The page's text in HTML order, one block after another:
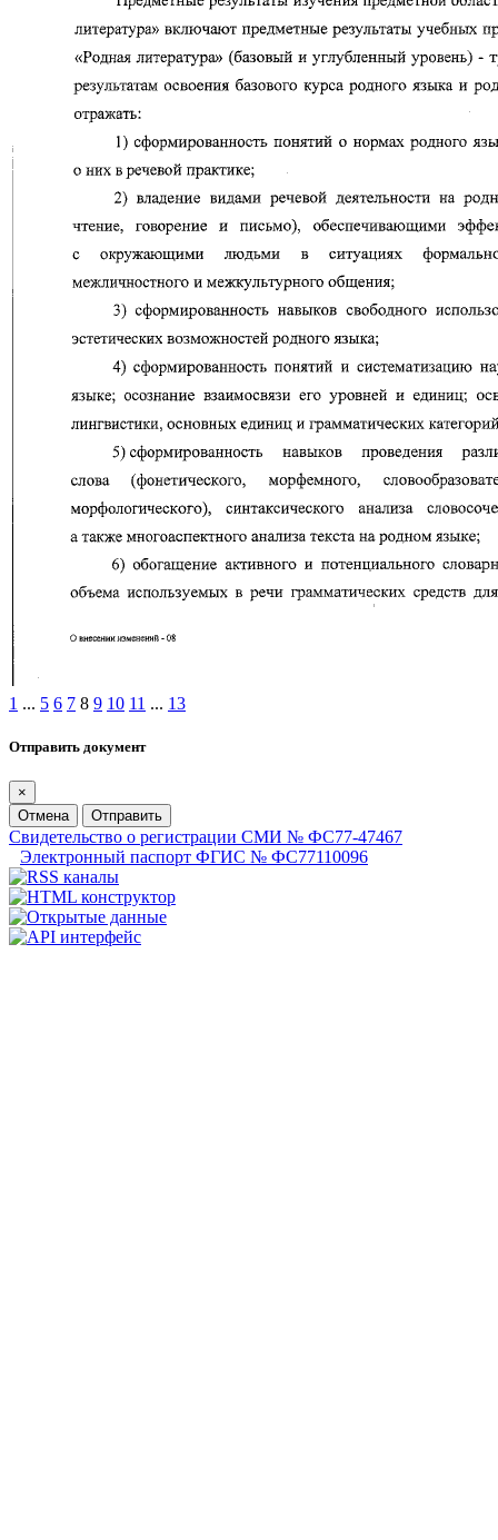
1 ... 5 6 7 8 9 10 11 ... 13
Отправить документ
×
Отмена
Отправить
Свидетельство о регистрации СМИ № ФС77-47467
Электронный паспорт ФГИС № ФС77110096